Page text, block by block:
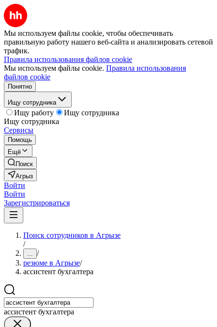
Мы используем файлы cookie, чтобы обеспечивать
правильную работу нашего веб-сайта и анализировать сетевой
трафик.
Правила использования файлов cookie
Мы используем файлы cookie. Правила использования
файлов cookie
Понятно
Ищу сотрудника
Ищу работу
Ищу сотрудника
Ищу сотрудника
Сервисы
Помощь
Ещё
Поиск
Агрыз
Войти
Войти
Зарегистрироваться
Поиск сотрудников в Агрызе
/
... /
резюме в Агрызе/
ассистент бухгалтера
ассистент бухгалтера